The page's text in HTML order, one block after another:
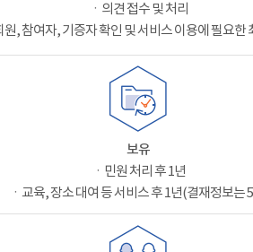
ㆍ의견 접수 및 처리
원, 참여자, 기증자 확인 및 서비스 이용에 필요한
보유
ㆍ민원 처리 후 1년
ㆍ교육, 장소 대여 등 서비스 후 1년(결재정보는